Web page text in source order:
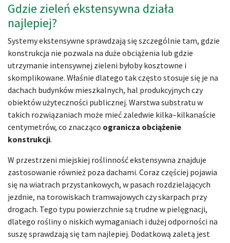
Gdzie zieleń ekstensywna działa
najlepiej?
Systemy ekstensywne sprawdzają się szczególnie tam, gdzie
konstrukcja nie pozwala na duże obciążenia lub gdzie
utrzymanie intensywnej zieleni byłoby kosztowne i
skomplikowane. Właśnie dlatego tak często stosuje się je na
dachach budynków mieszkalnych, hal produkcyjnych czy
obiektów użyteczności publicznej. Warstwa substratu w
takich rozwiązaniach może mieć zaledwie kilka–kilkanaście
centymetrów, co znacząco ogranicza obciążenie
konstrukcji.
W przestrzeni miejskiej roślinność ekstensywna znajduje
zastosowanie również poza dachami. Coraz częściej pojawia
się na wiatrach przystankowych, w pasach rozdzielających
jezdnie, na torowiskach tramwajowych czy skarpach przy
drogach. Tego typu powierzchnie są trudne w pielęgnacji,
dlatego rośliny o niskich wymaganiach i dużej odporności na
suszę sprawdzają się tam najlepiej. Dodatkową zaletą jest